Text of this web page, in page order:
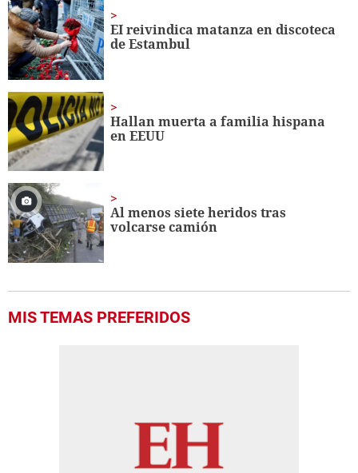
37
seconds
EI reivindica matanza en discoteca
de Estambul
Hallan muerta a familia hispana
en EEUU
Al menos siete heridos tras
volcarse camión
MIS TEMAS PREFERIDOS